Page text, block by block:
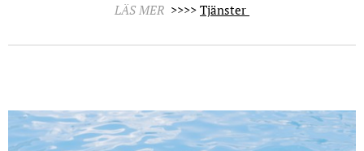
LÄS MER >>>> Tjänster